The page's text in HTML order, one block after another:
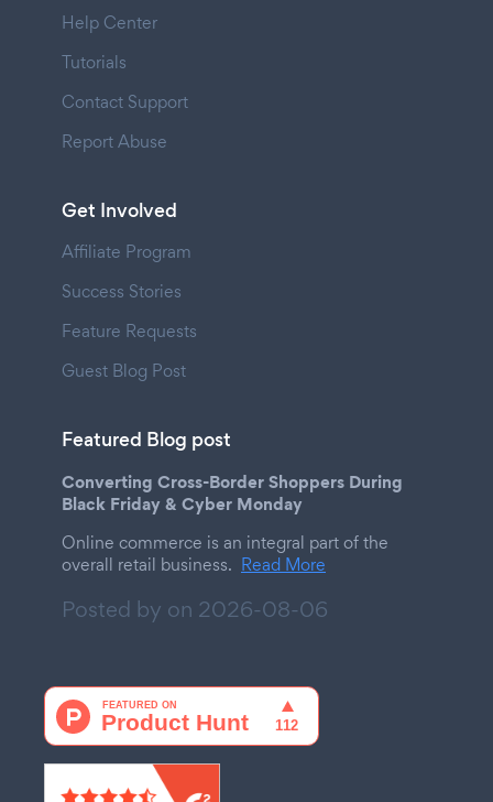
Help Center
Tutorials
Contact Support
Report Abuse
Get Involved
Affiliate Program
Success Stories
Feature Requests
Guest Blog Post
Featured Blog post
Converting Cross-Border Shoppers During
Black Friday & Cyber Monday
Online commerce is an integral part of the
overall retail business. Read More
Posted by on 2026-08-06